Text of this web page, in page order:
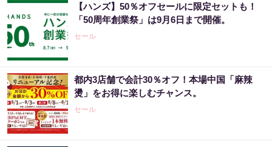
【ハンズ】50％オフセールに限定セットも！
「50周年創業祭」は9月6日まで開催。
セール
都内3店舗で会計30％オフ！本場中国「麻辣
燙」をお得に楽しむチャンス。
セール